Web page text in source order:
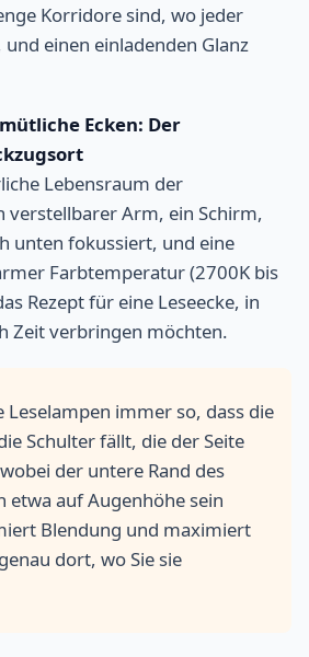
Korridore sind, wo jeder
einen einladenden Glanz
Ecken: Der
Lebensraum der
verstellbarer Arm, ein Schirm,
unten fokussiert, und eine
Farbtemperatur (2700K bis
Rezept für eine Leseecke, in
Zeit verbringen möchten.
Leselampen immer so, dass die
Schulter fällt, die der Seite
der untere Rand des
etwa auf Augenhöhe sein
Blendung und maximiert
dort, wo Sie sie